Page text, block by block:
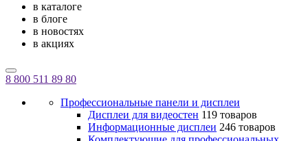
в каталоге
в блоге
в новостях
в акциях
8 800 511 89 80
Профессиональные панели и дисплеи
Дисплеи для видеостен 119 товаров
Информационные дисплеи 246 товаров